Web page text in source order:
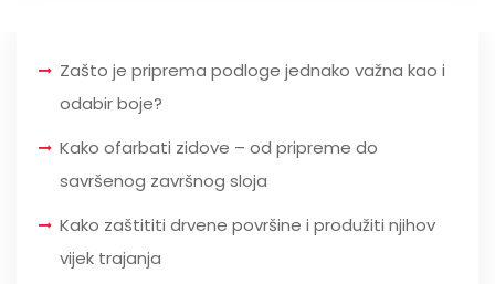
Zašto je priprema podloge jednako važna kao i
odabir boje?
Kako ofarbati zidove – od pripreme do
savršenog završnog sloja
Kako zaštititi drvene površine i produžiti njihov
vijek trajanja